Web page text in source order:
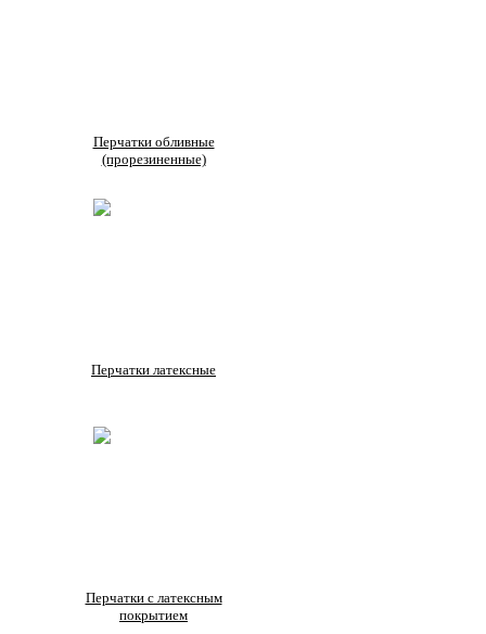
Перчатки обливные
(прорезиненные)
Перчатки латексные
Перчатки с латексным
покрытием